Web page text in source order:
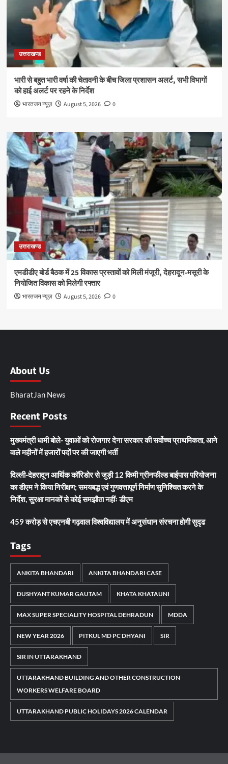
उत्तराखण्ड
भारी से बहुत भारी वर्षा की चेतावनी के बीच जिला प्रशासन अलर्ट, सभी विभागों
को हाई अलर्ट पर रहने के निर्देश
भारतजन न्यूज़ August 5, 2026 0
उत्तराखण्ड
एमडीडीए बोर्ड बैठक में 25 विकास प्रस्तावों को मिली मंजूरी, देहरादून-मसूरी के
नियोजित विकास को मिलेगी रफ्तार
भारतजन न्यूज़ August 5, 2026 0
About Us
BharatJan News
Recent Posts
मुख्यमंत्री धामी बोले- युवाओं को रोजगार देना सरकार की सर्वोच्च प्राथमिकता, आने
वाले महीनों में हजारों पदों पर की जाएगी भर्ती
दिल्ली-देहरादून आर्थिक कॉरिडोर से जुड़ी 12 किमी ग्रीनफील्ड बाईपास परियोजना
का डीएम ने किया निरीक्षण; समयबद्ध एवं गुणवत्तापूर्ण निर्माण सुनिश्चित करने के
निर्देश, सुरक्षा मानकों से कोई समझौता नहींः डीएम
459 करोड़ से एचएनबी गढ़वाल विश्वविद्यालय में अनुसंधान संरचना होगी सुदृढ
Tags
ANKITA BHANDARI ANKITA BHANDARI CASE
DUSHYANT KUMAR GAUTAM KHATA KHATAUNI
MAX SUPER SPECIALITY HOSPITAL DEHRADUN MDDA
NEW YEAR 2026 PITKUL MD PC DHYANI SIR
SIR IN UTTARAKHAND
UTTARAKHAND BUILDING AND OTHER CONSTRUCTION
WORKERS WELFARE BOARD
UTTARAKHAND PUBLIC HOLIDAYS 2026 CALENDAR